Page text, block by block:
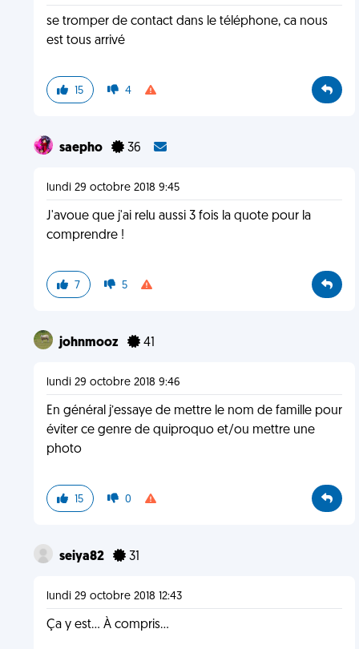
se tromper de contact dans le téléphone, ca nous
est tous arrivé
15 4
saepho 36
lundi 29 octobre 2018 9:45
J'avoue que j'ai relu aussi 3 fois la quote pour la
comprendre !
7 5
johnmooz 41
lundi 29 octobre 2018 9:46
En général j’essaye de mettre le nom de famille pour
éviter ce genre de quiproquo et/ou mettre une
photo
15 0
seiya82 31
lundi 29 octobre 2018 12:43
Ça y est... À compris...